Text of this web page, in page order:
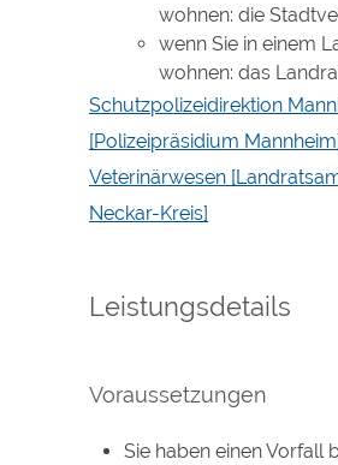
wohnen: die
wenn Sie in einem
wohnen: das
Schutzpolizeidirektion
[Polizeipräsidium Mannheim]
Veterinärwesen
Neckar-Kreis]
Leistungsdetails
Voraussetzungen
Sie haben einen Vorfall